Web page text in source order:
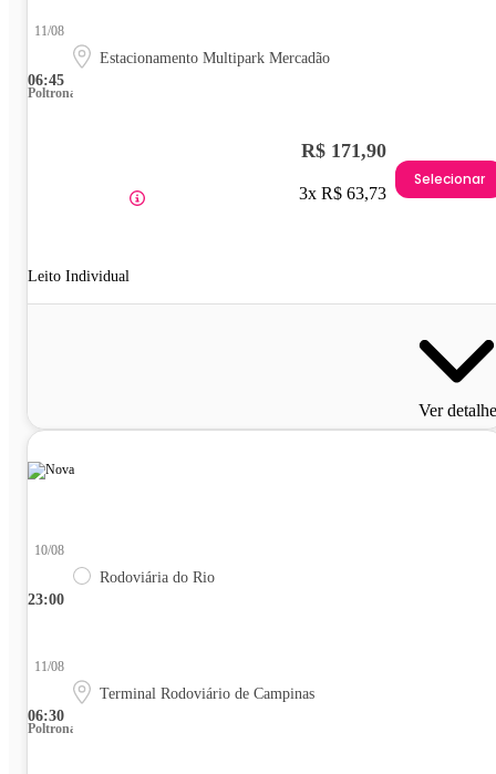
06:45
11/08
Estacionamento Multipark Mercadão
Poltrona
Leito Individual
R$ 171,90
3x R$ 63,73
Selecionar
Ver
23:00
10/08
Rodoviária do Rio
06:30
11/08
Terminal Rodoviário de Campinas
Poltrona